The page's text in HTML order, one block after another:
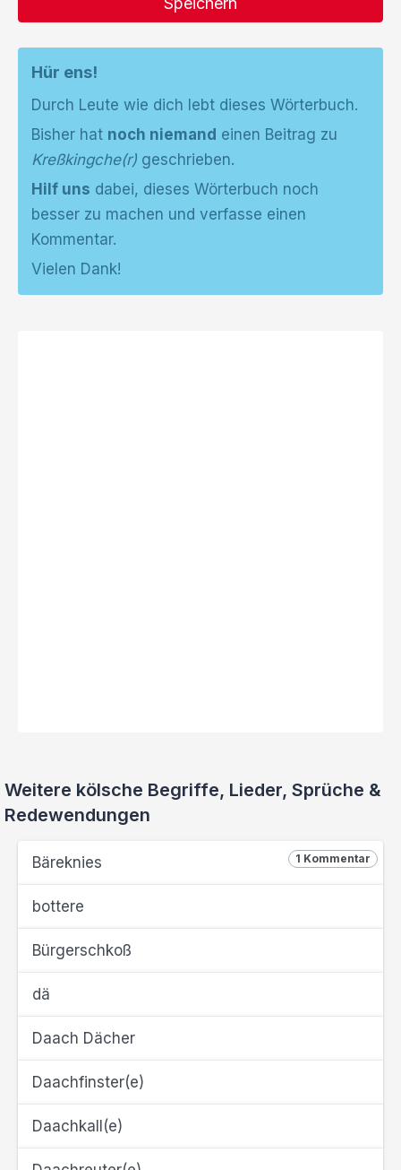
Hür ens!
Durch Leute wie dich lebt dieses Wörterbuch.
Bisher hat noch niemand einen Beitrag zu
Kreßkingche(r) geschrieben.
Hilf uns dabei, dieses Wörterbuch noch
besser zu machen und verfasse einen
Kommentar.
Vielen Dank!
Weitere kölsche Begriffe, Lieder, Sprüche &
Redewendungen
1 Kommentar
Bäreknies
bottere
Bürgerschkoß
dä
Daach Dächer
Daachfinster(e)
Daachkall(e)